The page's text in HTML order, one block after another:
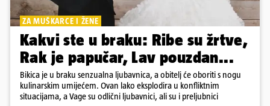
ZA MUŠKARCE I ŽENE
Kakvi ste u braku: Ribe su žrtve,
Rak je papučar, Lav pouzdan...
Bikica je u braku senzualna ljubavnica, a obitelj će oboriti s nogu
kulinarskim umijećem. Ovan lako eksplodira u konfliktnim
situacijama, a Vage su odlični ljubavnici, ali su i preljubnici